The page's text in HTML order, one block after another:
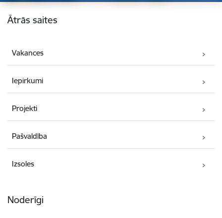
Kājene
Ātrās saites
Vakances
Iepirkumi
Projekti
Pašvaldība
Izsoles
Noderīgi